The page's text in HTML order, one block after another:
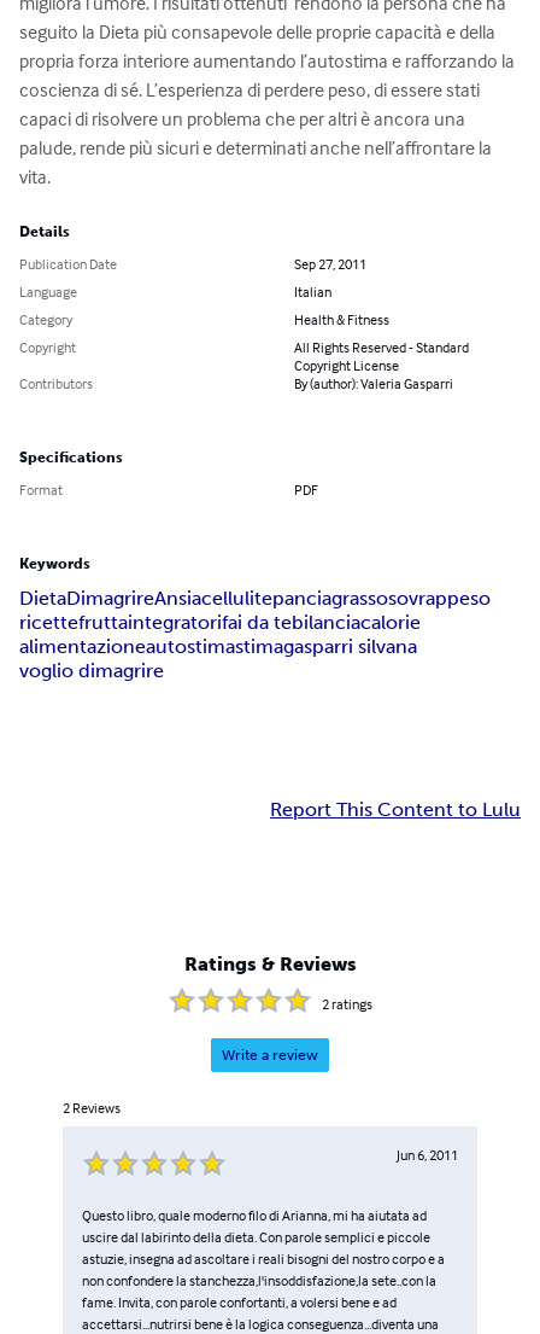
seguito la Dieta più consapevole delle proprie capacità e della
propria forza interiore aumentando l’autostima e rafforzando la
coscienza di sé. L’esperienza di perdere peso, di essere stati
capaci di risolvere un problema che per altri è ancora una
palude, rende più sicuri e determinati anche nell’affrontare la
vita.
Details
Publication Date
Sep 27, 2011
Language
Italian
Category
Health & Fitness
Copyright
All Rights Reserved - Standard
Copyright License
Contributors
By (author): Valeria Gasparri
Specifications
Format PDF
Keywords
DietaDimagrireAnsiacellulitepanciagrassosovrappeso
ricettefruttaintegratorifai da tebilanciacalorie
alimentazioneautostimastimagasparri silvana
voglio dimagrire
Report This Content to Lulu
Ratings & Reviews
2ratings
Write a review
2 Reviews
Jun 6, 2011
Questo libro, quale moderno filo di Arianna, mi ha aiutata ad
uscire dal labirinto della dieta. Con parole semplici e piccole
astuzie, insegna ad ascoltare i reali bisogni del nostro corpo e a
non confondere la stanchezza,l'insoddisfazione,la sete..con la
fame. Invita, con parole confortanti, a volersi bene e ad
accettarsi...nutrirsi bene è la logica conseguenza...diventa una